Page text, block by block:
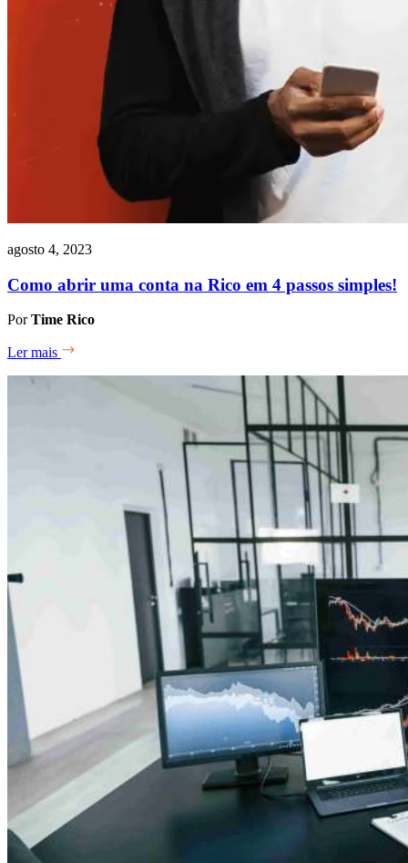
agosto 4, 2023
Como abrir uma conta na Rico em 4 passos simples!
PorTime Rico
Ler mais